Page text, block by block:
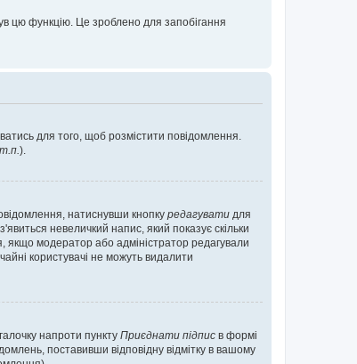
цю функцію. Це зроблено для запобігання
для того, щоб розмістити повідомлення.
).
натиснувши кнопку редагувати для
невеличкий напис, який показує скільки
якщо модератор або адміністратор редагували
користувачі не можуть видалити
напроти пункту Приєднати підпис в формі
поставивши відповідну відмітку в вашому